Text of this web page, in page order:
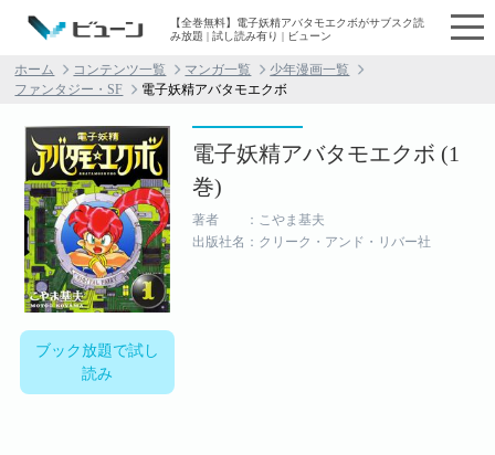
【全巻無料】電子妖精アバタモエクボがサブスク読
み放題 | 試し読み有り | ビューン
ホーム コンテンツ一覧 マンガ一覧
少年漫画一覧
ファンタジー・SF
電子妖精アバタモエクボ
ブック放題で試し
読み
電子妖精アバタモエクボ (1
巻)
著者 ：こやま基夫
出版社名：クリーク・アンド・リバー社